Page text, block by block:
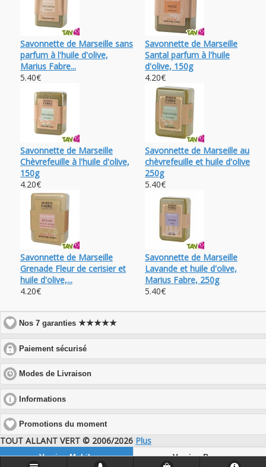
Savonnette de Marseille sans
parfum à l'huile d'olive,
Marius Fabre...
5.40€
Savonnette de Marseille
Santal parfum à l'huile
d'olive, 150g
4.20€
Savonnette de Marseille
Chèvrefeuille à l'huile d'olive,
150g
4.20€
Savonnette de Marseille au
chèvrefeuille et huile d'olive
250g
5.40€
Savonnette de Marseille
Grenade Fleur de cerisier et
huile d'olive,...
4.20€
Savonnette de Marseille
Lavande et huile d'olive,
Marius Fabre, 250g
5.40€
Nos 7 garanties★★★★★
Paiement sécurisé
to
expand
Modes de Livraison
to
contents
Informations
to
expand
Promotions du moment
TOUT ALLANT VERT © 2006/2026 Plus
Version Mobile Version Bureau